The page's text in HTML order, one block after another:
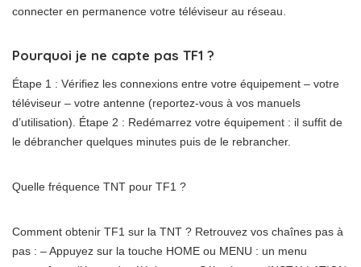
connecter en permanence votre téléviseur au réseau.
Pourquoi je ne capte pas TF1 ?
Étape 1 : Vérifiez les connexions entre votre équipement – votre
téléviseur – votre antenne (reportez-vous à vos manuels
d’utilisation). Étape 2 : Redémarrez votre équipement : il suffit de
le débrancher quelques minutes puis de le rebrancher.
Quelle fréquence TNT pour TF1 ?
Comment obtenir TF1 sur la TNT ? Retrouvez vos chaînes pas à
pas : – Appuyez sur la touche HOME ou MENU : un menu